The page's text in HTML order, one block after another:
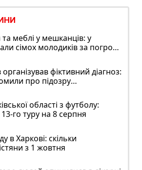
меблі у мешканців: у
сімох молодиків за погром
фіктивний діагноз:
про підозру
області з футболу:
го туру на 8 серпня
в Харкові: скільки
з 1 жовтня